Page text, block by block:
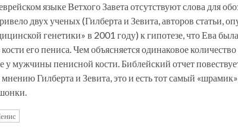
языке Ветхого Завета отсутствуют слова для
двух ученых (Гилберта и Зевита, авторов статьи,
генетики» в 2001 году) к гипотезе, что Ева была
его пениса. Чем объясняется одинаковое
мужчины пенисной кости. Библейский отчет
Гилберта и Зевита, это и есть тот самый